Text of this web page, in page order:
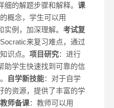
的解题步骤和解释。 课
概念，学生可以用
例，加深理解。 考试复
来复习难点，通过
识点。 项目研究：进行
助学生快速找到可靠的信
自学新技能：对于自学
的资源，提供了丰富的学
教师备课：教师可以用